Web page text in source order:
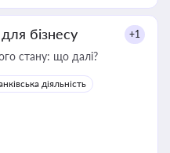
бізнесу +1
стану: що далі?
діяльність